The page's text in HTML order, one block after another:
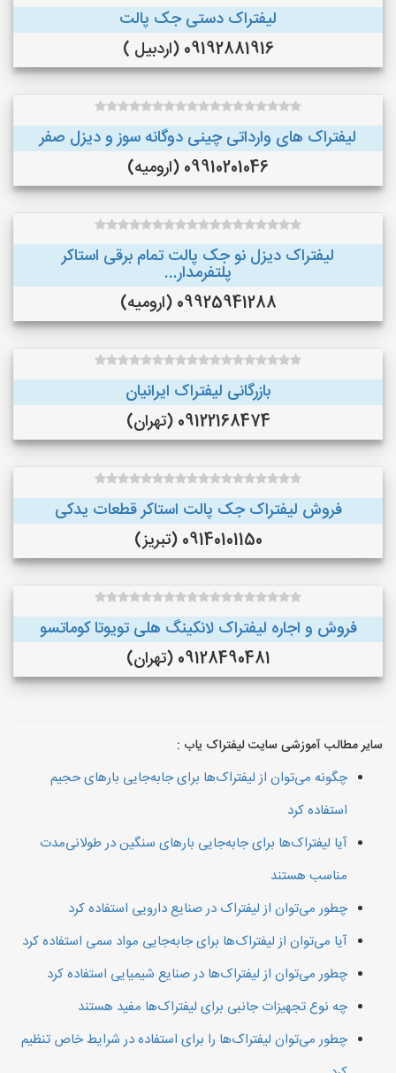
لیفتراک دستی جک پالت
09192881916 (اردبیل )
لیفتراک های وارداتی چینی دوگانه سوز و دیزل صفر
09910201046 (ارومیه)
لیفتراک دیزل نو جک پالت تمام برقی استاکر
پلتفرمدار...
09925941288 (ارومیه)
بازرگانی لیفتراک ایرانیان
09122168474 (تهران)
فروش لیفتراک جک پالت استاکر قطعات یدکی
09140101150 (تبریز)
فروش و اجاره لیفتراک لانکینگ هلی تویوتا کوماتسو
09128490481 (تهران)
سایر مطالب آموزشی سایت لیفتراک یاب :
چگونه می‌توان از لیفتراک‌ها برای جابه‌جایی بارهای حجیم
استفاده کرد
آیا لیفتراک‌ها برای جابه‌جایی بارهای سنگین در طولانی‌مدت
مناسب هستند
چطور می‌توان از لیفتراک در صنایع دارویی استفاده کرد
آیا می‌توان از لیفتراک‌ها برای جابه‌جایی مواد سمی استفاده کرد
چطور می‌توان از لیفتراک‌ها در صنایع شیمیایی استفاده کرد
چه نوع تجهیزات جانبی برای لیفتراک‌ها مفید هستند
چطور می‌توان لیفتراک‌ها را برای استفاده در شرایط خاص تنظیم